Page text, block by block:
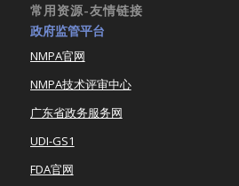
常用资源-友情链接
政府监管平台
NMPA官网
NMPA技术评审中心
广东省政务服务网
UDI-GS1
FDA官网